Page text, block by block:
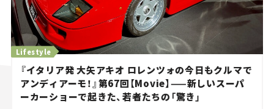
Lifestyle
『イタリア発 大矢アキオ ロレンツォの今日もクルマで
アンディアーモ！』第67回【Movie】——新しいスーパ
ーカーショーで起きた、若者たちの「驚き」